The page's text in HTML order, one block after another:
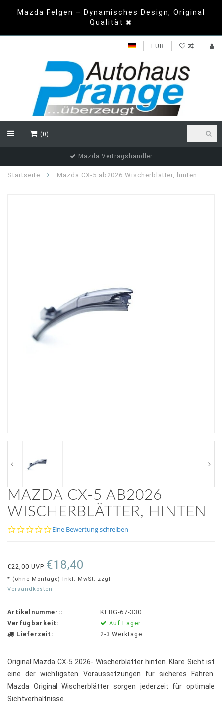
Mazda Felgen – Dynamisches Design, Original
Qualität
EUR
(0)
Mazda Vertragshändler
Startseite Mazda CX-5 ab2026 Wischerblätter, hinten
MAZDA CX-5 AB2026
WISCHERBLÄTTER, HINTEN
0.0
Eine Bewertung schreiben
€22,00 UVP €18,40
* (ohne Montage) Inkl. MwSt. zzgl.
Versandkosten
Artikelnummer::
KLBG-67-330
Verfügbarkeit:
Auf Lager
Lieferzeit:
2-3 Werktage
Original Mazda CX-5 2026- Wischerblätter hinten. Klare Sicht ist
eine der wichtigsten Voraussetzungen für sicheres Fahren.
Mazda Original Wischerblätter sorgen jederzeit für optimale
Sichtverhältnisse.